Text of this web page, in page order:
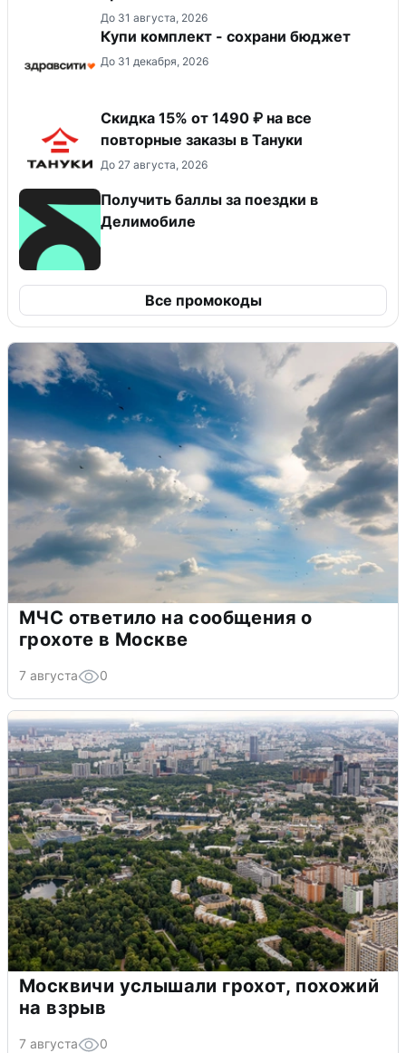
До 31 августа, 2026
Купи комплект - сохрани бюджет
До 31 декабря, 2026
Скидка 15% от 1490 ₽ на все
повторные заказы в Тануки
До 27 августа, 2026
Получить баллы за поездки в
Делимобиле
Все промокоды
МЧС ответило на сообщения о
грохоте в Москве
7 августа 0
Москвичи услышали грохот, похожий
на взрыв
7 августа 0